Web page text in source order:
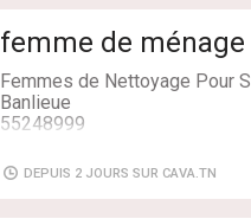
femme de
Femmes de Nettoyage Pour
Banlieue
55248999
DEPUIS 2 JOURS SUR CAVA.TN